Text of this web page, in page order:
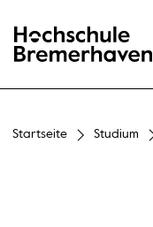
Hochschule Bremerhaven
Startseite Studium